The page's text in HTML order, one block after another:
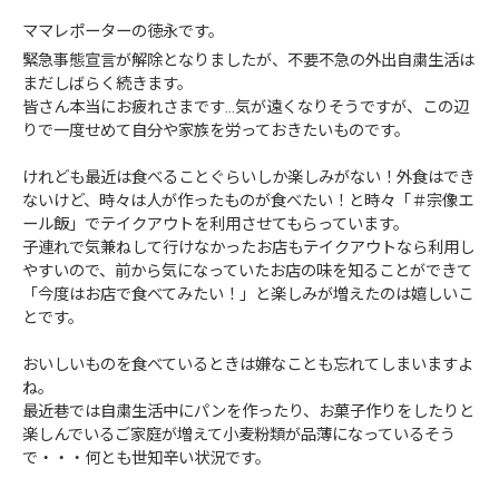
ママレポーターの徳永です。
緊急事態宣言が解除となりましたが、不要不急の外出自粛生活は
まだしばらく続きます。
皆さん本当にお疲れさまです…気が遠くなりそうですが、この辺
りで一度せめて自分や家族を労っておきたいものです。
けれども最近は食べることぐらいしか楽しみがない！外食はでき
ないけど、時々は人が作ったものが食べたい！と時々「＃宗像エ
ール飯」でテイクアウトを利用させてもらっています。
子連れで気兼ねして行けなかったお店もテイクアウトなら利用し
やすいので、前から気になっていたお店の味を知ることができて
「今度はお店で食べてみたい！」と楽しみが増えたのは嬉しいこ
とです。
おいしいものを食べているときは嫌なことも忘れてしまいますよ
ね。
最近巷では自粛生活中にパンを作ったり、お菓子作りをしたりと
楽しんでいるご家庭が増えて小麦粉類が品薄になっているそう
で・・・何とも世知辛い状況です。